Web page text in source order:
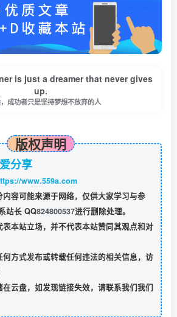
is just a dreamer that never gives
up.
成功者只是坚持梦想不放弃的人
版权声明
分享
www.559a.com
容可能来源于网络，仅供大家学习与参
站长 QQ824800537进行删除处理。
本站立场，并不代表本站赞同其观点和对
方式发布或转载任何违法的相关信息，访
云盘，如发现链接失效，请联系我们我们